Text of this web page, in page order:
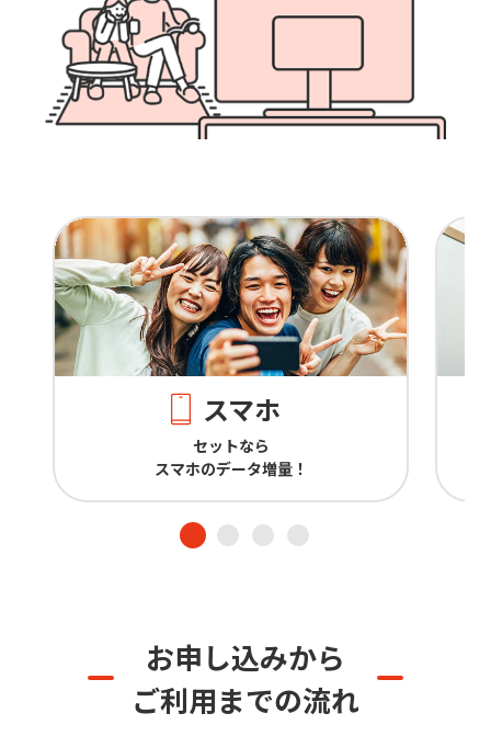
スマホ
セットなら
スマホのデータ増量！
お申し込みから
ご利用までの流れ